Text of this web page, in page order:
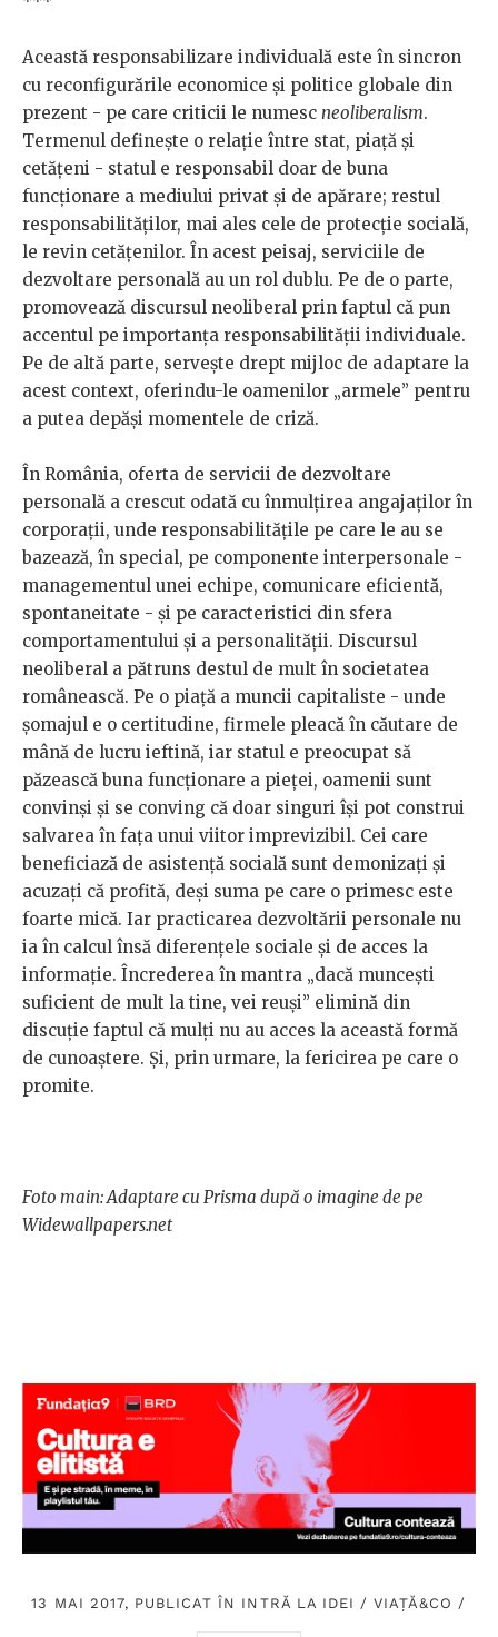
Această responsabilizare individuală este în sincron
cu reconfigurările economice și politice globale din
prezent - pe care criticii le numesc neoliberalism.
Termenul definește o relație între stat, piață și
cetățeni - statul e responsabil doar de buna
funcționare a mediului privat și de apărare; restul
responsabilităților, mai ales cele de protecție socială,
le revin cetățenilor. În acest peisaj, serviciile de
dezvoltare personală au un rol dublu. Pe de o parte,
promovează discursul neoliberal prin faptul că pun
accentul pe importanța responsabilității individuale.
Pe de altă parte, servește drept mijloc de adaptare la
acest context, oferindu-le oamenilor „armele” pentru
a putea depăși momentele de criză.
În România, oferta de servicii de dezvoltare
personală a crescut odată cu înmulțirea angajaților în
corporații, unde responsabilitățile pe care le au se
bazează, în special, pe componente interpersonale -
managementul unei echipe, comunicare eficientă,
spontaneitate - și pe caracteristici din sfera
comportamentului și a personalității. Discursul
neoliberal a pătruns destul de mult în societatea
românească. Pe o piață a muncii capitaliste - unde
șomajul e o certitudine, firmele pleacă în căutare de
mână de lucru ieftină, iar statul e preocupat să
păzească buna funcționare a pieței, oamenii sunt
convinși și se conving că doar singuri își pot construi
salvarea în fața unui viitor imprevizibil. Cei care
beneficiază de asistență socială sunt demonizați și
acuzați că profită, deși suma pe care o primesc este
foarte mică. Iar practicarea dezvoltării personale nu
ia în calcul însă diferențele sociale și de acces la
informație. Încrederea în mantra „dacă muncești
suficient de mult la tine, vei reuși” elimină din
discuție faptul că mulți nu au acces la această formă
de cunoaștere. Și, prin urmare, la fericirea pe care o
promite.
Foto main: Adaptare cu Prisma după o imagine de pe
Widewallpapers.net
13 MAI 2017, PUBLICAT ÎN INTRĂ LA IDEI /VIAȚĂ&CO /